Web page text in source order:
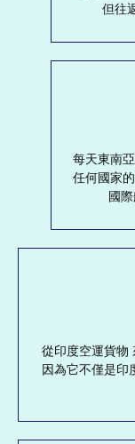
但往
每天東南
任何國家
國
從印度空運貨物
因為它不僅是印